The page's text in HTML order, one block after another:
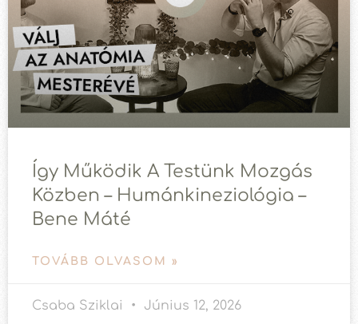
Így Működik A Testünk Mozgás
Közben – Humánkineziológia –
Bene Máté
TOVÁBB OLVASOM »
Csaba Sziklai Június 12, 2026